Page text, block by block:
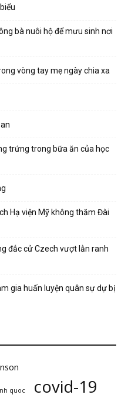
bà nuôi hộ để mưu sinh nơi
vòng tay mẹ ngày chia xa
trứng trong bữa ăn của học
Hạ viện Mỹ không thăm Đài
đắc cử Czech vượt lằn ranh
gia huấn luyện quân sự dự bị
quoc covid-19